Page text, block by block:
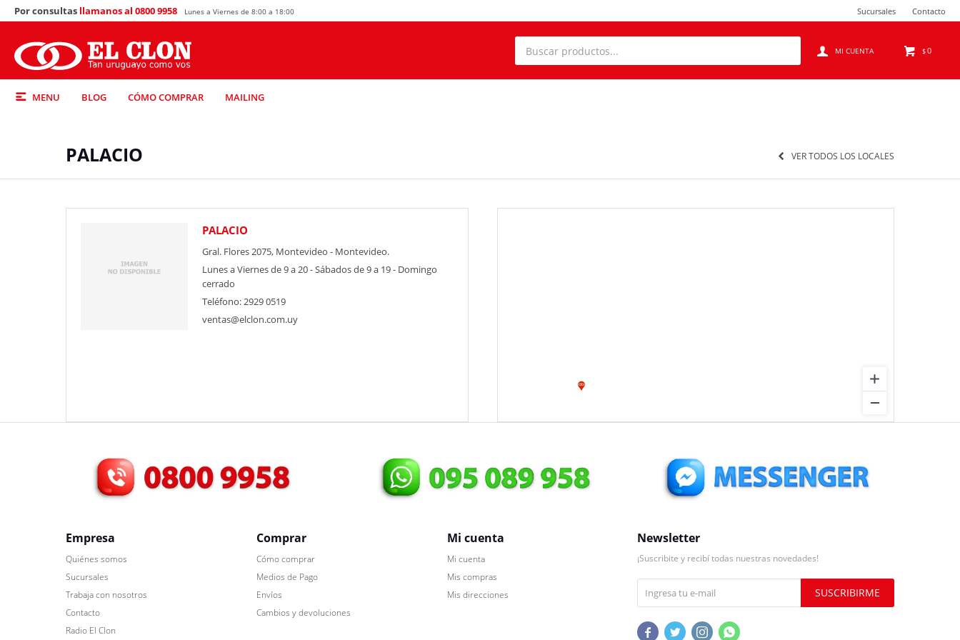
MENU BLOG CÓMO COMPRAR MAILING
$0
Por consultas llamanos al 0800 9958 Lunes a Viernes de 8:00 a 18:00 Sucursales Contacto
PALACIO VER TODOS LOS LOCALES
PALACIO
Gral. Flores 2075, Montevideo - Montevideo.
Lunes a Viernes de 9 a 20 - Sábados de 9 a 19 - Domingo
cerrado
Teléfono: 2929 0519
ventas@elclon.com.uy
Empresa
Quiénes somos
Sucursales
Trabaja con nosotros
Contacto
Radio El Clon
Comprar
Cómo comprar
Medios de Pago
Envíos
Cambios y devoluciones
Mi cuenta
Mi cuenta
Mis compras
Mis direcciones
Newsletter
¡Suscribite y recibí todas nuestras novedades!
SUSCRIBIRME
   